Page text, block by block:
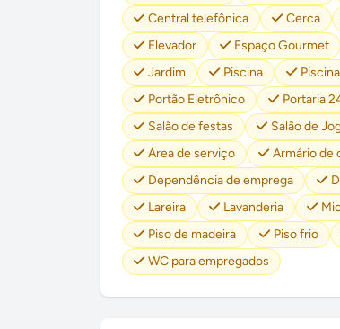
Central telefônica
Cerca
Elevador
Espaço Gourmet
Jardim
Piscina
Portão Eletrônico
Portaria
Salão de festas
Salão de
Área de serviço
Armário de
Dependência de emprega
Lareira
Lavanderia
Piso de madeira
Piso frio
WC para empregados